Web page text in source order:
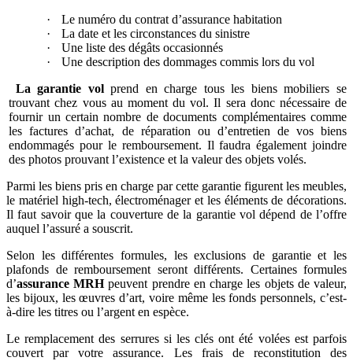
·
Le numéro du contrat d’assurance habitation
·
La date et les circonstances du sinistre
·
Une liste des dégâts occasionnés
·
Une description des dommages commis lors du vol
La garantie volprend en charge tous les biens mobiliers se
trouvant chez vous au moment du vol. Il sera donc nécessaire de
fournir un certain nombre de documents complémentaires comme
les factures d’achat, de réparation ou d’entretien de vos biens
endommagés pour le remboursement. Il faudra également joindre
des photos prouvant l’existence et la valeur des objets volés.
Parmi les biens pris en charge par cette garantie figurent les meubles,
le matériel high-tech, électroménager et les éléments de décorations.
Il faut savoir que la couverture de la garantie vol dépend de l’offre
auquel l’assuré a souscrit.
Selon les différentes formules, les exclusions de garantie et les
plafonds de remboursement seront différents. Certaines formules
d’assurance MRHpeuvent prendre en charge les objets de valeur,
les bijoux, les œuvres d’art, voire même les fonds personnels, c’est-
à-dire les titres ou l’argent en espèce.
Le remplacement des serrures si les clés ont été volées est parfois
couvert par votre assurance. Les frais de reconstitution des